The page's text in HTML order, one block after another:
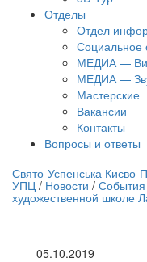
Отделы
Отдел
Социальное
МЕДИА —
МЕДИА —
Мастерские
Вакансии
Контакты
Вопросы и ответы
трансляция | 12
Свято-Успенська Києво-
УПЦ / Новости / События
художественной школе
05.10.2019